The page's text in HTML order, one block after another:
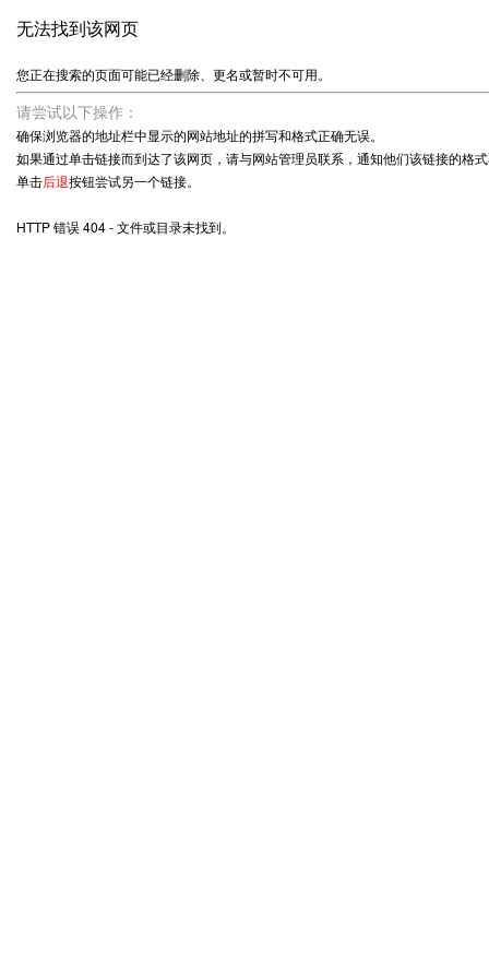
无法找到该网页
您正在搜索的页面可能已经删除、更名或暂时不可用。
请尝试以下操作：
确保浏览器的地址栏中显示的网站地址的拼写和格式正确无误。
如果通过单击链接而到达了该网页，请与网站管理员联系，通知他们该链接的格
单击后退按钮尝试另一个链接。
HTTP 错误 404 - 文件或目录未找到。